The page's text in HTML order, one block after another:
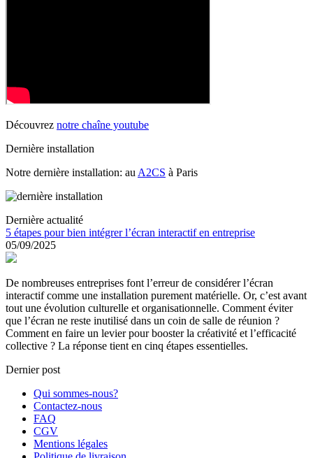
Découvrez notre chaîne youtube
Dernière installation
Notre dernière installation: au A2CS à Paris
Dernière actualité
5 étapes pour bien intégrer l’écran interactif en entreprise
05/09/2025
De nombreuses entreprises font l’erreur de considérer l’écran
interactif comme une installation purement matérielle. Or, c’est avant
tout une évolution culturelle et organisationnelle. Comment éviter
que l’écran ne reste inutilisé dans un coin de salle de réunion ?
Comment en faire un levier pour booster la créativité et l’efficacité
collective ? La réponse tient en cinq étapes essentielles.
Dernier post
Qui sommes-nous?
Contactez-nous
FAQ
CGV
Mentions légales